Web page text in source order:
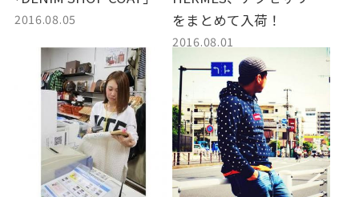
2016.08.05
をまとめて入荷！
2016.08.01